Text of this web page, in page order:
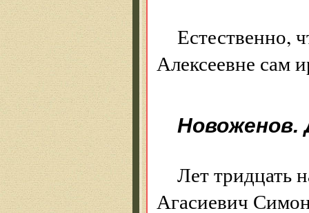
Естественно,
Алексеевне сам
Новоженов.
Лет тридцать
Агасиевич